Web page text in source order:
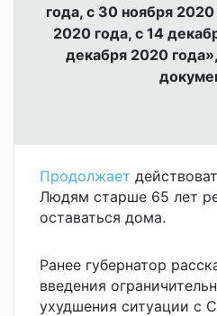
года, с 30 ноября
2020 года, с 14
декабря 2020
Продолжает
Людям старше 65 лет
оставаться дома.
Ранее губернатор
введения
ухудшения ситуации с